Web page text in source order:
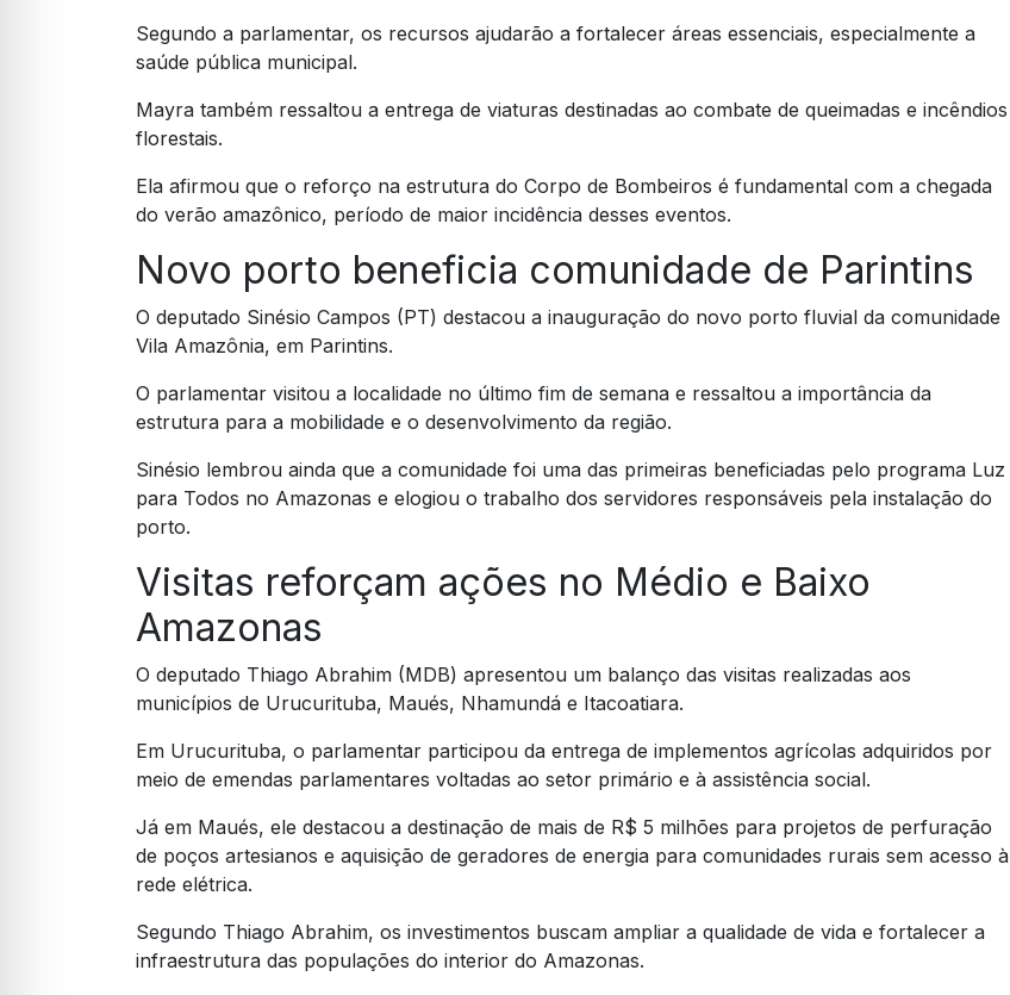
Segundo a parlamentar, os recursos ajudarão a fortalecer áreas essenciais, especialmente a
saúde pública municipal.
Mayra também ressaltou a entrega de viaturas destinadas ao combate de queimadas e incêndios
florestais.
Ela afirmou que o reforço na estrutura do Corpo de Bombeiros é fundamental com a chegada
do verão amazônico, período de maior incidência desses eventos.
Novo porto beneficia comunidade de Parintins
O deputado Sinésio Campos (PT) destacou a inauguração do novo porto fluvial da comunidade
Vila Amazônia, em Parintins.
O parlamentar visitou a localidade no último fim de semana e ressaltou a importância da
estrutura para a mobilidade e o desenvolvimento da região.
Sinésio lembrou ainda que a comunidade foi uma das primeiras beneficiadas pelo programa Luz
para Todos no Amazonas e elogiou o trabalho dos servidores responsáveis pela instalação do
porto.
Visitas reforçam ações no Médio e Baixo
Amazonas
O deputado Thiago Abrahim (MDB) apresentou um balanço das visitas realizadas aos
municípios de Urucurituba, Maués, Nhamundá e Itacoatiara.
Em Urucurituba, o parlamentar participou da entrega de implementos agrícolas adquiridos por
meio de emendas parlamentares voltadas ao setor primário e à assistência social.
Já em Maués, ele destacou a destinação de mais de R$ 5 milhões para projetos de perfuração
de poços artesianos e aquisição de geradores de energia para comunidades rurais sem acesso à
rede elétrica.
Segundo Thiago Abrahim, os investimentos buscam ampliar a qualidade de vida e fortalecer a
infraestrutura das populações do interior do Amazonas.